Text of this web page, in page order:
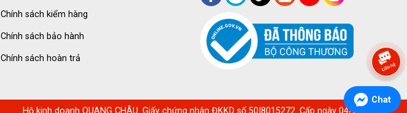
Chính sách kiểm hàng
Chính sách bảo hành
Chính sách hoàn trả
Chat